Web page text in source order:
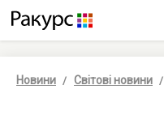
Новини Світові новини